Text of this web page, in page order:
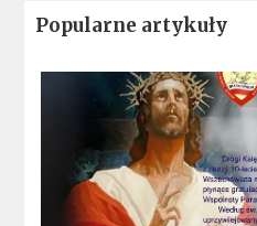
Popularne artykuły